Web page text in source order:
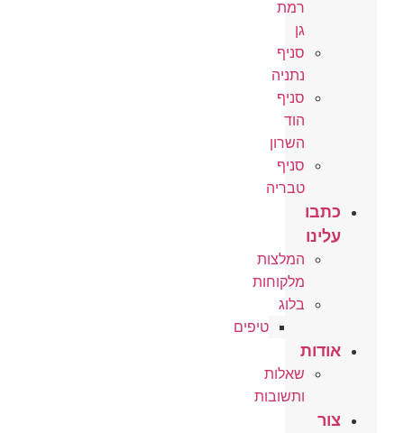
רמת
גן
סניף
נתניה
סניף
הוד
השרון
סניף
טבריה
כתבו
עלינו
המלצות
מלקוחות
בלוג
טיפים
אודות
שאלות
ותשובות
צור